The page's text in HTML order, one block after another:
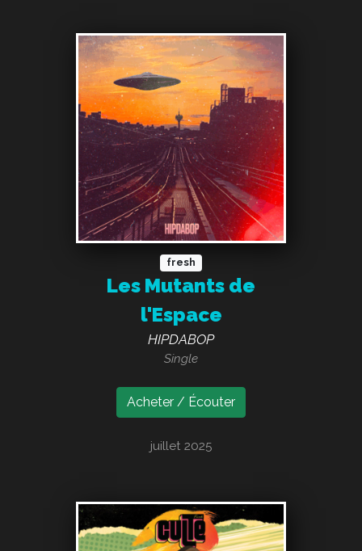
fresh
Les Mutants de
l'Espace
HIPDABOP
Single
Acheter / Écouter
juillet 2025